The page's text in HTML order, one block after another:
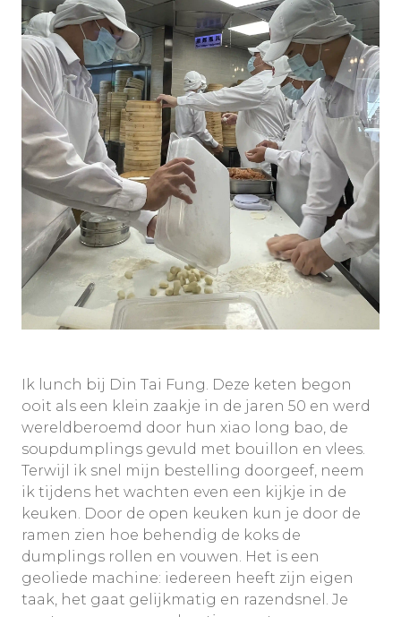
Ik lunch bij Din Tai Fung. Deze keten begon
ooit als een klein zaakje in de jaren 50 en werd
wereldberoemd door hun xiao long bao, de
soupdumplings gevuld met bouillon en vlees.
Terwijl ik snel mijn bestelling doorgeef, neem
ik tijdens het wachten even een kijkje in de
keuken. Door de open keuken kun je door de
ramen zien hoe behendig de koks de
dumplings rollen en vouwen. Het is een
geoliede machine: iedereen heeft zijn eigen
taak, het gaat gelijkmatig en razendsnel. Je